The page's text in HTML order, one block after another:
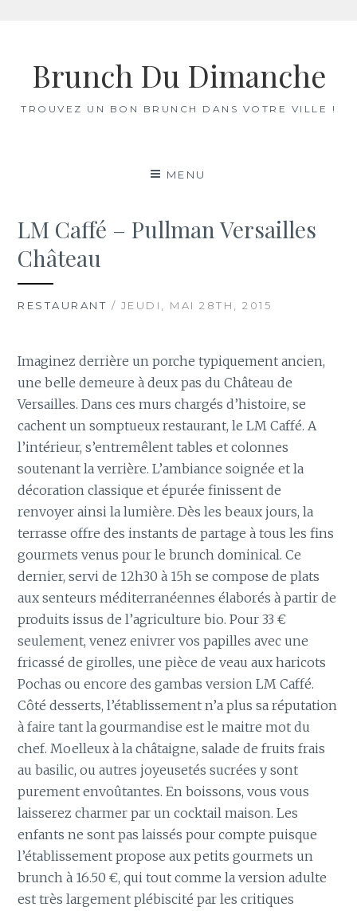
contentBrunch Du Dimanche
TROUVEZ UN BON BRUNCH DANS VOTRE VILLE !
MENU
LM Caffé – Pullman Versailles
Château
RESTAURANT / JEUDI, MAI 28TH, 2015
Imaginez derrière un porche typiquement ancien,
une belle demeure à deux pas du Château de
Versailles. Dans ces murs chargés d’histoire, se
cachent un somptueux restaurant, le LM Caffé. A
l’intérieur, s’entremêlent tables et colonnes
soutenant la verrière. L’ambiance soignée et la
décoration classique et épurée finissent de
renvoyer ainsi la lumière. Dès les beaux jours, la
terrasse offre des instants de partage à tous les fins
gourmets venus pour le brunch dominical. Ce
dernier, servi de 12h30 à 15h se compose de plats
aux senteurs méditerranéennes élaborés à partir de
produits issus de l’agriculture bio. Pour 33 €
seulement, venez enivrer vos papilles avec une
fricassé de girolles, une pièce de veau aux haricots
Pochas ou encore des gambas version LM Caffé.
Côté desserts, l’établissement n’a plus sa réputation
à faire tant la gourmandise est le maitre mot du
chef. Moelleux à la châtaigne, salade de fruits frais
au basilic, ou autres joyeusetés sucrées y sont
purement envoûtantes. En boissons, vous vous
laisserez charmer par un cocktail maison. Les
enfants ne sont pas laissés pour compte puisque
l’établissement propose aux petits gourmets un
brunch à 16.50 €, qui tout comme la version adulte
est très largement plébiscité par les critiques